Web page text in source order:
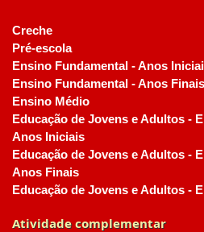
Creche
Pré-escola
Ensino Fundamental - Anos
Ensino Fundamental - Anos Finais
Ensino Médio
Educação de Jovens e Adultos -
Anos Iniciais
Educação de Jovens e Adultos -
Anos Finais
Educação de Jovens e Adultos -
Atividade complementar